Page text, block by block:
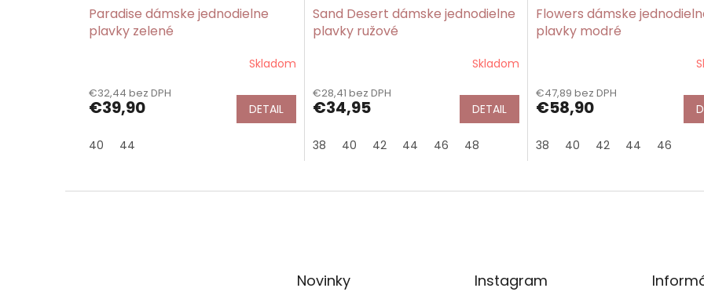
Paradise dámske jednodielne
plavky zelené
Skladom
€32,44 bez DPH
€39,90 DETAIL
40 44
Sand Desert dámske jednodielne
plavky ružové
Skladom
€28,41 bez DPH
€34,95 DETAIL
38 40 42 44 46 48
Flowers dámske
plavky modré
€47,89 bez DPH
€58,90
38 40 42 44 46
Novinky Instagram